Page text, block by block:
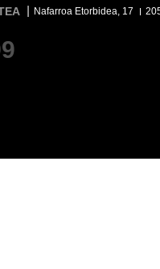
Nafarroa Etorbidea, 17